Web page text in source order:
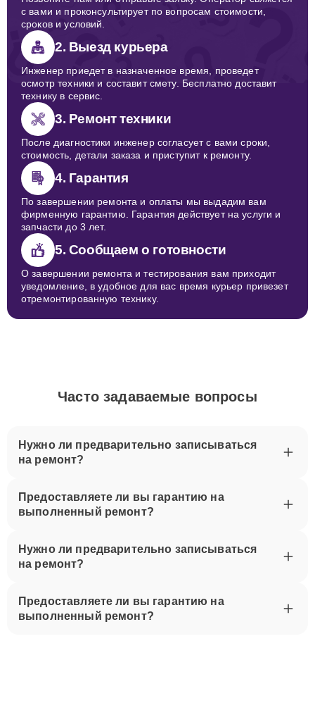
с вами и проконсультирует по вопросам стоимости,
сроков и условий.
2. Выезд курьера
Инженер приедет в назначенное время, проведет
осмотр техники и составит смету. Бесплатно доставит
технику в сервис.
3. Ремонт техники
После диагностики инженер согласует с вами сроки,
стоимость, детали заказа и приступит к ремонту.
4. Гарантия
По завершении ремонта и оплаты мы выдадим вам
фирменную гарантию. Гарантия действует на услуги и
запчасти до 3 лет.
5. Сообщаем о готовности
О завершении ремонта и тестирования вам приходит
уведомление, в удобное для вас время курьер привезет
отремонтированную технику.
Часто задаваемые вопросы
Нужно ли предварительно записываться
на ремонт?
Предоставляете ли вы гарантию на
выполненный ремонт?
Нужно ли предварительно записываться
на ремонт?
Предоставляете ли вы гарантию на
выполненный ремонт?